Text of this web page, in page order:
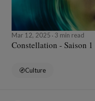
Mar 12, 2025 3 min read
Constellation - Saison 1
Culture